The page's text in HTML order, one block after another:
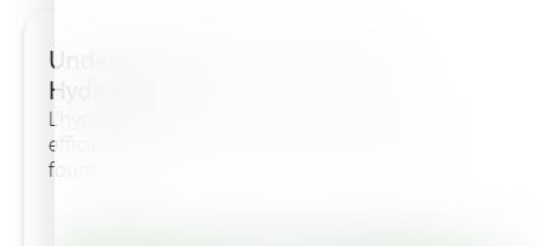
Understanding the Principles of
Hydroponics
L’hydroponie offre une méthode de culture
efficace, propre et hautement productive en
fournissant...